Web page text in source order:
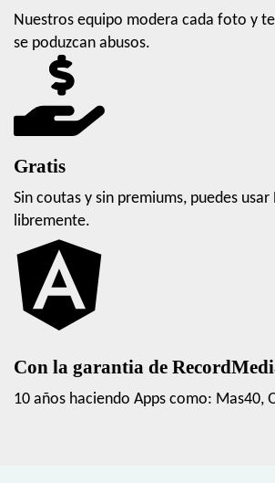
Nuestros equipo modera cada foto y
se poduzcan abusos.
Gratis
Sin coutas y sin premiums, puedes
libremente.
Con la garantia de
10 años haciendo Apps como: Mas40,